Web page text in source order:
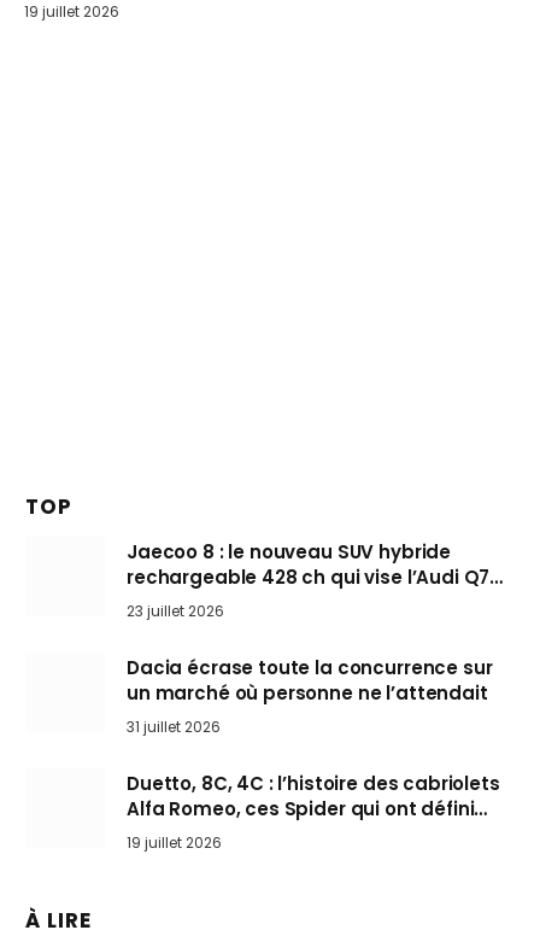
19 juillet 2026
TOP
Jaecoo 8 : le nouveau SUV hybride
rechargeable 428 ch qui vise l’Audi Q7
arrive en Europe cet automne
23 juillet 2026
Dacia écrase toute la concurrence sur
un marché où personne ne l’attendait
31 juillet 2026
Duetto, 8C, 4C : l’histoire des cabriolets
Alfa Romeo, ces Spider qui ont défini
l’art de rouler cheveux au vent
19 juillet 2026
À LIRE